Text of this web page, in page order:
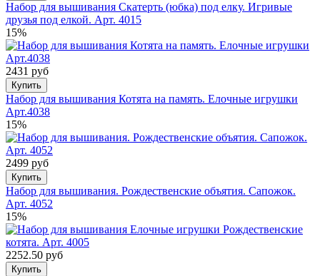
Набор для вышивания Скатерть (юбка) под елку. Игривые
друзья под елкой. Арт. 4015
15%
2431 руб
Купить
Набор для вышивания Котята на память. Елочные игрушки
Арт.4038
15%
2499 руб
Купить
Набор для вышивания. Рождественские объятия. Сапожок.
Арт. 4052
15%
2252.50 руб
Купить